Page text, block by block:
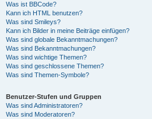
Was ist BBCode?
Kann ich HTML benutzen?
Was sind Smileys?
Kann ich Bilder in meine Beiträge einfügen?
Was sind globale Bekanntmachungen?
Was sind Bekanntmachungen?
Was sind wichtige Themen?
Was sind geschlossene Themen?
Was sind Themen-Symbole?
Benutzer-Stufen und Gruppen
Was sind Administratoren?
Was sind Moderatoren?